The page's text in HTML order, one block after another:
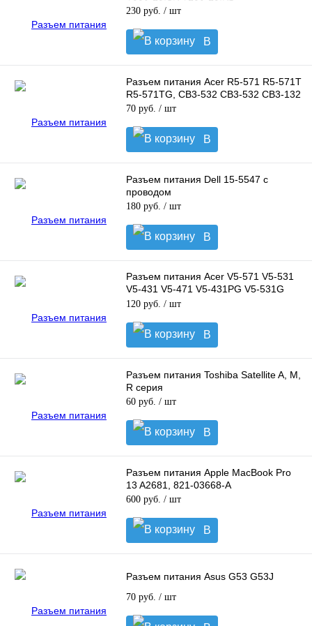
230 руб. / шт
В
корзину
Разъем питания Acer R5-571 R5-571T
R5-571TG, CB3-532 CB3-532 CB3-132
70 руб. / шт
В
корзину
Разъем питания Dell 15-5547 с
проводом
180 руб. / шт
В
корзину
Разъем питания Acer V5-571 V5-531
V5-431 V5-471 V5-431PG V5-531G
P658-MG
120 руб. / шт
В
корзину
Разъем питания Toshiba Satellite A, M,
R серия
60 руб. / шт
В
корзину
Разъем питания Apple MacBook Pro
13 A2681, 821-03668-A
600 руб. / шт
В
корзину
Разъем питания Asus G53 G53J
70 руб. / шт